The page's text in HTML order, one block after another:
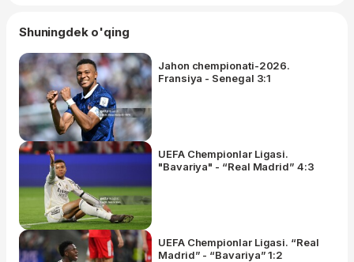
Shuningdek o'qing
Jahon chempionati-2026.
Fransiya - Senegal 3:1
UEFA Chempionlar Ligasi.
"Bavariya" - “Real Madrid” 4:3
UEFA Chempionlar Ligasi. “Real
Madrid” - “Bavariya” 1:2